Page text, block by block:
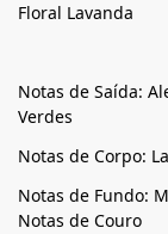
Floral Lavanda
Notas de Saída:
Verdes
Notas de Corpo:
Notas de Fundo:
Notas de Couro